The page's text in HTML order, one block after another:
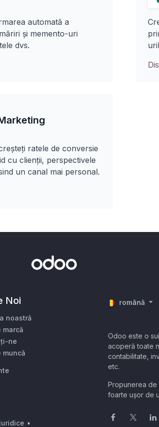
automată a
și memento-uri
dvs.
ratele de conversie
cu clienții, perspectivele
un canal mai personal.
Noi
noastră
marcă
ne
muncă
•
română
Odoo este o
acoperă toate
contabilitate,
etc.
Propunerea de
foarte ușor de